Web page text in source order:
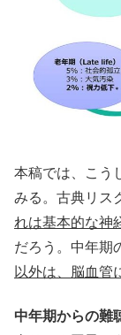
本稿では、こう
みる。古典リス
れは基本的な神
だろう。中年期
以外は、脳血管
中年期からの難